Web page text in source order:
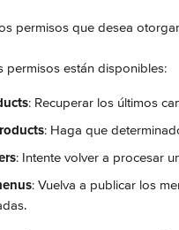
permisos que desea
permisos están disponibles:
: Recuperar los últimos
: Haga que
: Intente volver a procesar
: Vuelva a publicar los